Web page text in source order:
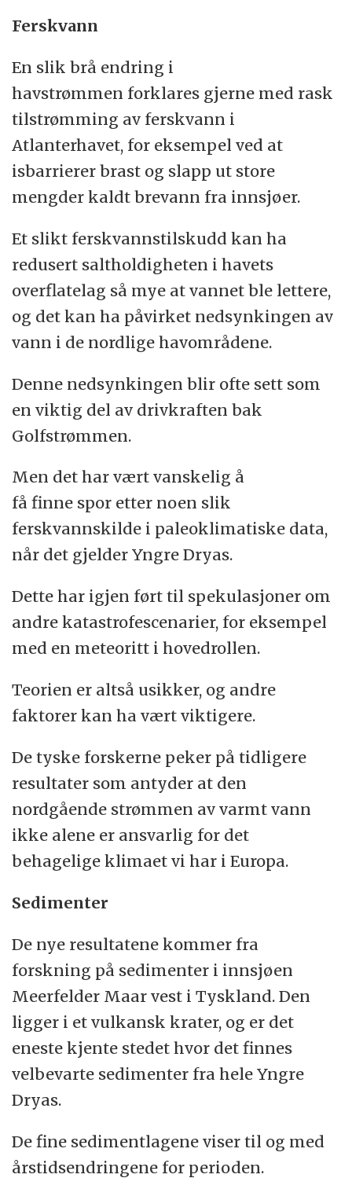
Ferskvann
En slik brå endring i
havstrømmen forklares gjerne med rask
tilstrømming av ferskvann i
Atlanterhavet, for eksempel ved at
isbarrierer brast og slapp ut store
mengder kaldt brevann fra innsjøer.
Et slikt ferskvannstilskudd kan ha
redusert saltholdigheten i havets
overflatelag så mye at vannet ble lettere,
og det kan ha påvirket nedsynkingen av
vann i de nordlige havområdene.
Denne nedsynkingen blir ofte sett som
en viktig del av drivkraften bak
Golfstrømmen.
Men det har vært vanskelig å
få finne spor etter noen slik
ferskvannskilde i paleoklimatiske data,
når det gjelder Yngre Dryas.
Dette har igjen ført til spekulasjoner om
andre katastrofescenarier, for eksempel
med en meteoritt i hovedrollen.
Teorien er altså usikker, og andre
faktorer kan ha vært viktigere.
De tyske forskerne peker på tidligere
resultater som antyder at den
nordgående strømmen av varmt vann
ikke alene er ansvarlig for det
behagelige klimaet vi har i Europa.
Sedimenter
De nye resultatene kommer fra
forskning på sedimenter i innsjøen
Meerfelder Maar vest i Tyskland. Den
ligger i et vulkansk krater, og er det
eneste kjente stedet hvor det finnes
velbevarte sedimenter fra hele Yngre
Dryas.
De fine sedimentlagene viser til og med
årstidsendringene for perioden.